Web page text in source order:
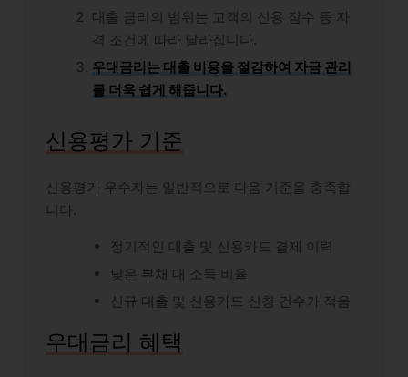
대출 금리의 범위는 고객의 신용 점수 등 자
격 조건에 따라 달라집니다.
우대금리는 대출 비용을 절감하여 자금 관리
를 더욱 쉽게 해줍니다.
신용평가 기준
신용평가 우수자는 일반적으로 다음 기준을 충족합
니다.
정기적인 대출 및 신용카드 결제 이력
낮은 부채 대 소득 비율
신규 대출 및 신용카드 신청 건수가 적음
우대금리 혜택